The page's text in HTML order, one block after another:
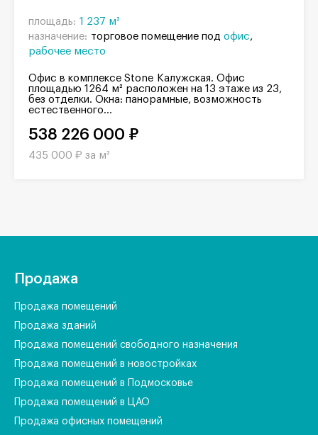
площадь: 1 237 м²
назначение: торговое помещение под офис
рабочее место
Офис в комплексе Stone Калужская. Офис
площадью 1264 м² расположен на 13 этаже из 23,
без отделки. Окна: панорамные, возможность
естественного...
538 226 000 ₽
435 000 ₽ за м²
Продажа
Продажа помещений
Продажа зданий
Продажа помещений свободного назначения
Продажа помещений в новостройках
Продажа помещений в Подмосковье
Продажа помещений в ЦАО
Продажа офисных помещений